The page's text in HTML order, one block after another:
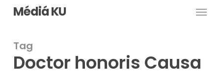
Skip
content
Médiá KU
Tag
Doctor honoris Causa